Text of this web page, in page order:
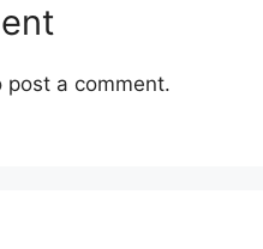
post a comment.